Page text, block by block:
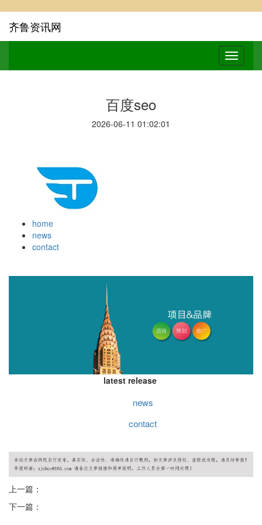
齐鲁资讯网
百度seo
2026-06-11 01:02:01
home
news
contact
latest release
news
contact
上一篇：
下一篇：